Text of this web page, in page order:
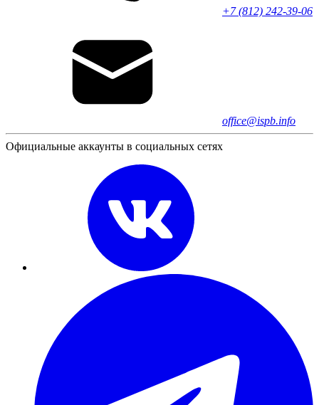
+7 (812) 242-39-06
office@ispb.info
Официальные аккаунты в социальных сетях